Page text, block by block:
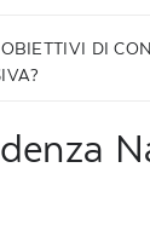
DI